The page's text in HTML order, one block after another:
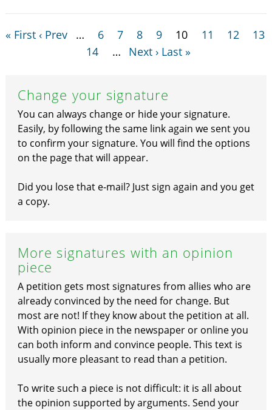
« First ‹ Prev … 6 7 8 9 10 11 12
13
14
… Next › Last »
Change your signature
You can always change or hide your signature.
Easily, by following the same link again we sent you
to confirm your signature. You will find the options
on the page that will appear.
Did you lose that e-mail? Just sign again and you get
a copy.
More signatures with an opinion
piece
A petition gets most signatures from allies who are
already convinced by the need for change. But
most are not! If they know about the petition at all.
With opinion piece in the newspaper or online you
can both inform and convince people. This text is
usually more pleasant to read than a petition.
To write such a piece is not difficult: it is all about
the opinion supported by arguments. Send your